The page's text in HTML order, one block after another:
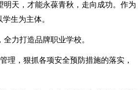
天，才能永葆青秋，走向成功。作为
生为主体。
力打造品牌职业学校。
理，狠抓各项安全预防措施的落实，